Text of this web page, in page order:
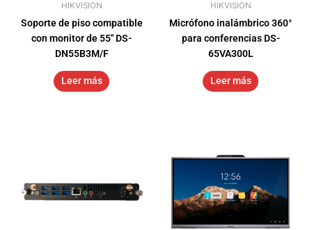
HIKVISION
Soporte de piso compatible
con monitor de 55″ DS-
DN55B3M/F
Leer más
HIKVISION
Micrófono inalámbrico 360°
para conferencias DS-
65VA300L
Leer más